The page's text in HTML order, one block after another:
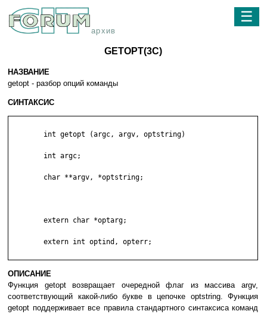
архив
☰
GETOPT(3C)
НАЗВАНИЕ
getopt - разбор опций команды
СИНТАКСИС
ОПИСАНИЕ
Функция getopt возвращает очередной флаг из массива argv,
соответствующий какой-либо букве в цепочке optstring. Функция
getopt поддерживает все правила стандартного синтаксиса команд